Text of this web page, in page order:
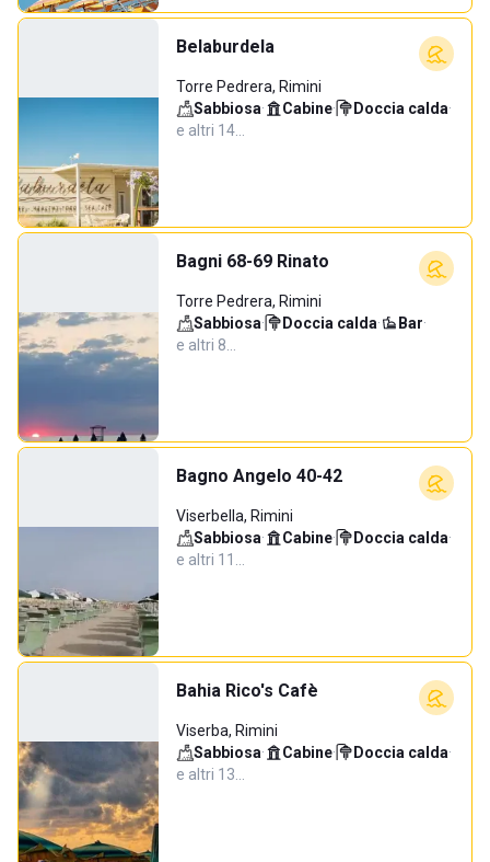
Belaburdela
Torre Pedrera, Rimini
Sabbiosa· Cabine· Doccia calda·
e altri 14…
Bagni 68-69 Rinato
Torre Pedrera, Rimini
Sabbiosa· Doccia calda· Bar·
e altri 8…
Bagno Angelo 40-42
Viserbella, Rimini
Sabbiosa· Cabine· Doccia calda·
e altri 11…
Bahia Rico's Cafè
Viserba, Rimini
Sabbiosa· Cabine· Doccia calda·
e altri 13…